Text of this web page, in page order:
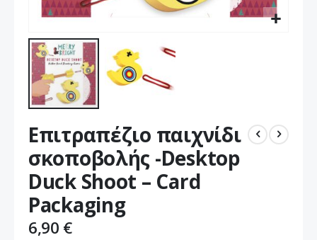
στην
αρχή
της
συλλογής
εικόνων
Επιτραπέζιο παιχνίδι
σκοποβολής -Desktop
Duck Shoot – Card
Packaging
6,90 €